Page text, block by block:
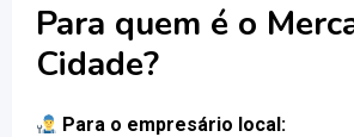
Para quem é o
Cidade?
Para o empresário local: